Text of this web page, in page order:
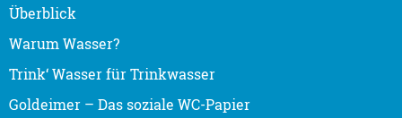
Überblick
Warum Wasser?
Trink‘ Wasser für Trinkwasser
Goldeimer – Das soziale WC-Papier